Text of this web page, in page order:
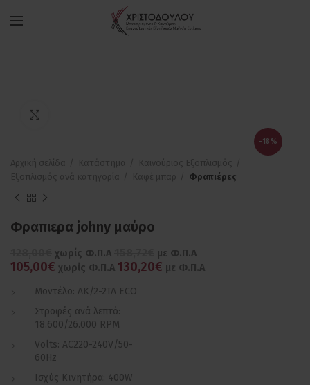
-18%
Φραπιέρες
Φραπιερα johny μαύρο
χωρίς Φ.Π.Α με Φ.Π.Α
105,00€ χωρίς Φ.Π.Α 130,20€ με Φ.Π.Α
Μοντέλο: ΑΚ/2-2ΤΑ ECO
Στροφές ανά λεπτό:
18.600/26.000 RPM
Volts: AC220-240V/50-
60Hz
Ισχύς Κινητήρα: 400W